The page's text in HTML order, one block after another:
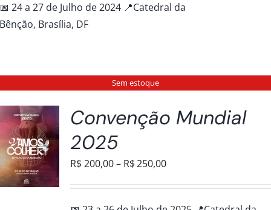
📅 24 a 27 de Julho de 2024 📍Catedral da
Bênção, Brasília, DF
Sem estoque
Convenção Mundial
2025
R$200,00 – R$250,00Faixa